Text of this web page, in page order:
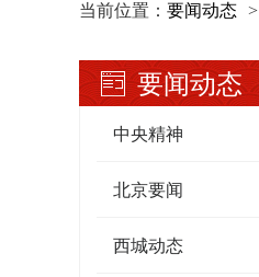
当前位置： 要闻动态 >
要闻动态
中央精神
北京要闻
西城动态